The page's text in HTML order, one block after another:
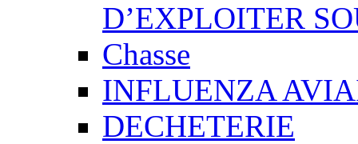
D’EXPLOITER
Chasse
INFLUENZA
DECHETERIE